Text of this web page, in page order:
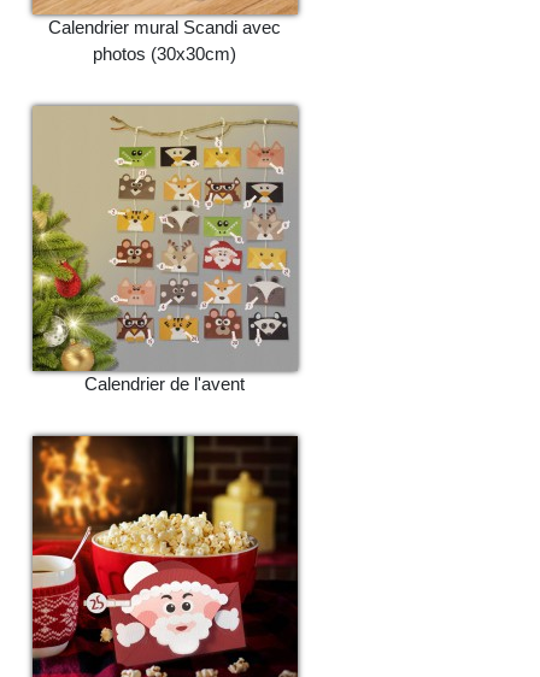
Calendrier mural Scandi avec
photos (30x30cm)
Calendrier de l'avent